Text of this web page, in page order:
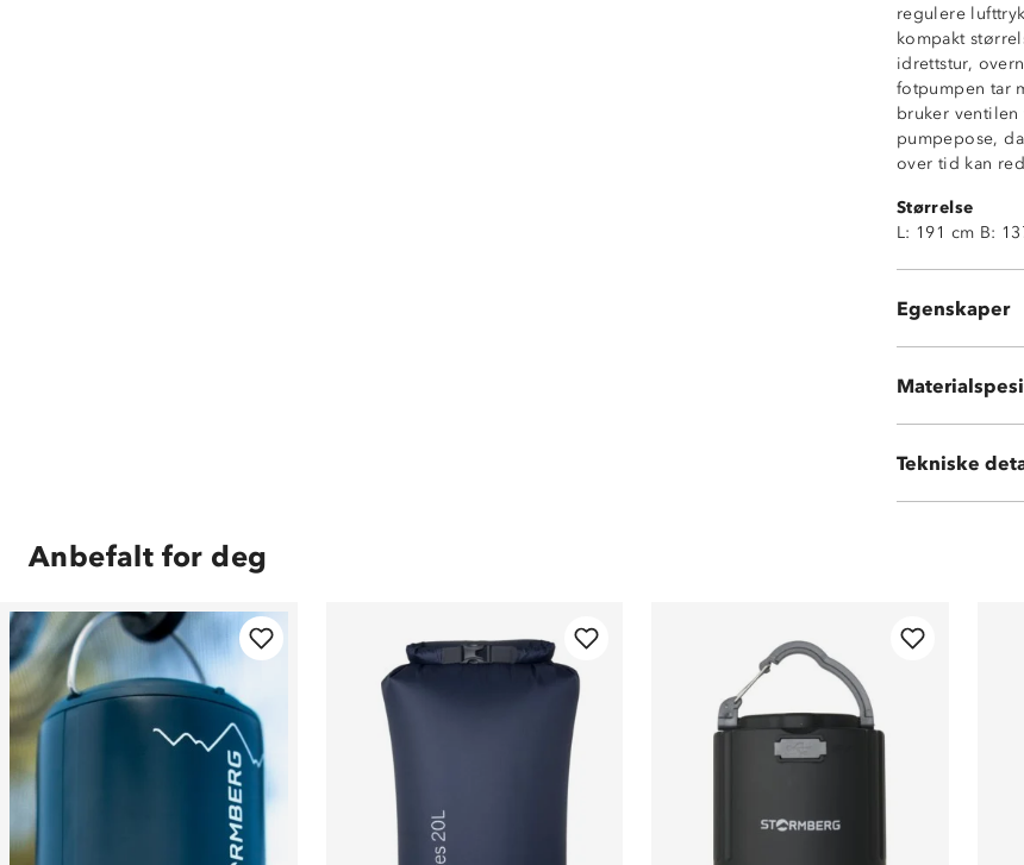
regulere
kompakt
idrettstur,
fotpumpen tar
bruker
pumpepose,
over tid kan
Størrelse
L: 191 cm B:
Egenskaper
Integrert
Myk
Passer til
Praktisk
Tekniske
Vekt: 3,29 kg
Anbefalt for deg